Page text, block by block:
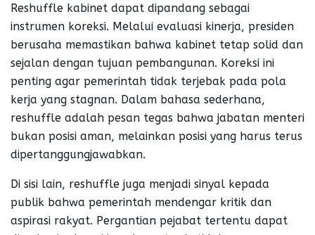
Reshuffle kabinet dapat dipandang sebagai
instrumen koreksi. Melalui evaluasi kinerja, presiden
berusaha memastikan bahwa kabinet tetap solid dan
sejalan dengan tujuan pembangunan. Koreksi ini
penting agar pemerintah tidak terjebak pada pola
kerja yang stagnan. Dalam bahasa sederhana,
reshuffle adalah pesan tegas bahwa jabatan menteri
bukan posisi aman, melainkan posisi yang harus terus
dipertanggungjawabkan.
Di sisi lain, reshuffle juga menjadi sinyal kepada
publik bahwa pemerintah mendengar kritik dan
aspirasi rakyat. Pergantian pejabat tertentu dapat